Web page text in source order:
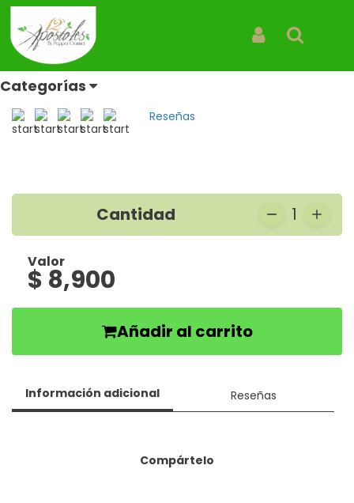
Categorías
Inicio Productos
Nestea Frappe
Bebidas
REF: NESTEA FRAPPE
Reseñas
Cantidad 1
Valor
$ 8,900
Añadir al carrito
Información adicional Reseñas
Compártelo